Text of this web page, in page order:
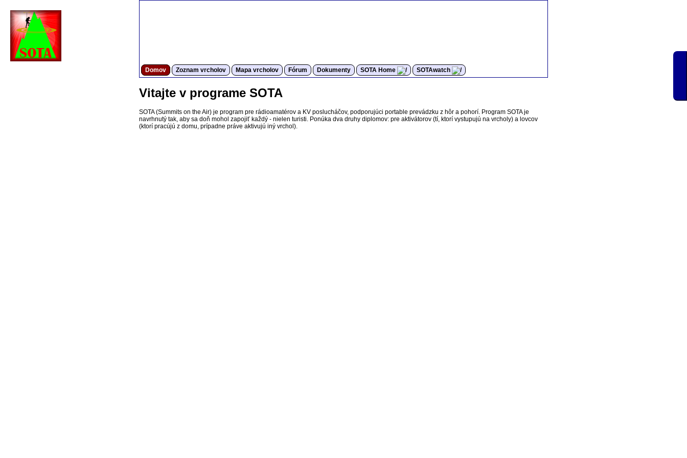
Domov Zoznam vrcholov Mapa vrcholov Fórum Dokumenty SOTA Home SOTAwatch
Vitajte v programe SOTA
SOTA (Summits on the Air) je program pre rádioamatérov a KV poslucháčov, podporujúci portable prevádzku z hôr a pohorí. Program SOTA je
navrhnutý tak, aby sa doň mohol zapojiť každý - nielen turisti. Ponúka dva druhy diplomov: pre aktivátorov (tí, ktorí vystupujú na vrcholy) a lovcov
(ktorí pracújú z domu, prípadne práve aktivujú iný vrchol).